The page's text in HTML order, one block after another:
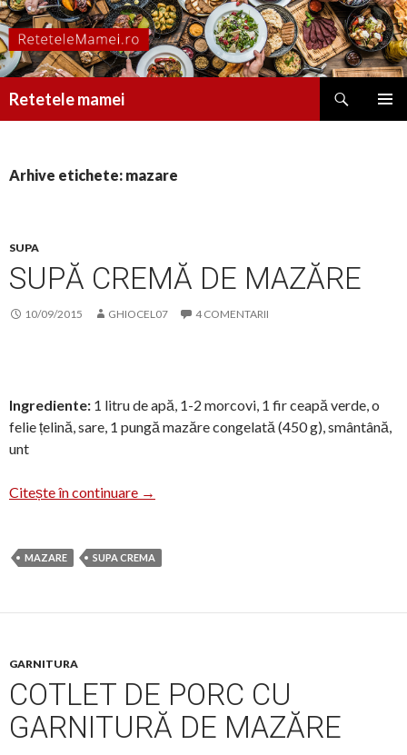
Retetele mamei
Arhive etichete: mazare
SUPA
SUPĂ CREMĂ DE MAZĂRE
10/09/2015 GHIOCEL07 4 COMENTARII
Ingrediente: 1 litru de apă, 1-2 morcovi, 1 fir ceapă verde, o
felie țelină, sare, 1 pungă mazăre congelată (450 g), smântână,
unt
Citește în continuare Supă cremă de mazăre
→
MAZARE SUPA CREMA
GARNITURA
COTLET DE PORC CU
GARNITURĂ DE MAZĂRE